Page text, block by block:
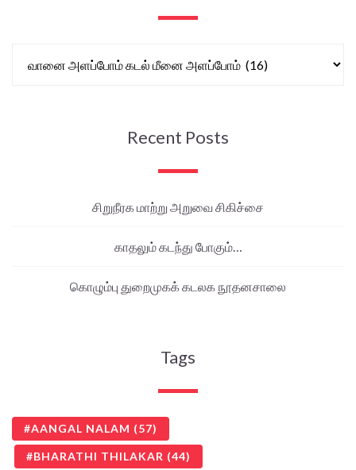
Recent Posts
சிறுநீரக மாற்று அறுவை சிகிச்சை
காதலும் கடந்து போகும்…
கொழும்பு துறைமுகக் கடலக நூதனசாலை
Tags
AANGAL NALAM (57)
BHARATHI THILAKAR (44)